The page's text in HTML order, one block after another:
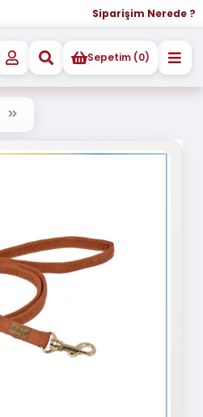
Siparişim Nerede ?
Sepetim (0)